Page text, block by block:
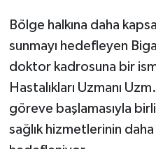
Bölge halkına daha
sunmayı hedefleyen
doktor kadrosuna bir
Hastalıkları Uzmanı
göreve başlamasıyla
sağlık hizmetlerinin